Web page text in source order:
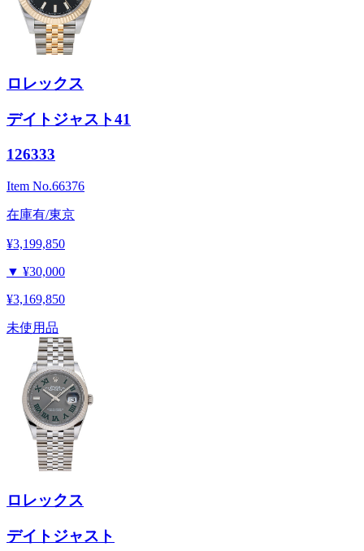
ロレックス
デイトジャスト41
126333
Item No.66376
在庫有/東京
¥3,199,850
▼ ¥30,000
¥3,169,850
未使用品
ロレックス
デイトジャスト